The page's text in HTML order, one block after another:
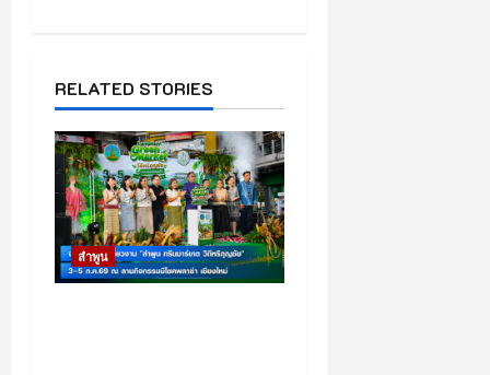
v
i
g
a
t
RELATED STORIES
ลำพูน